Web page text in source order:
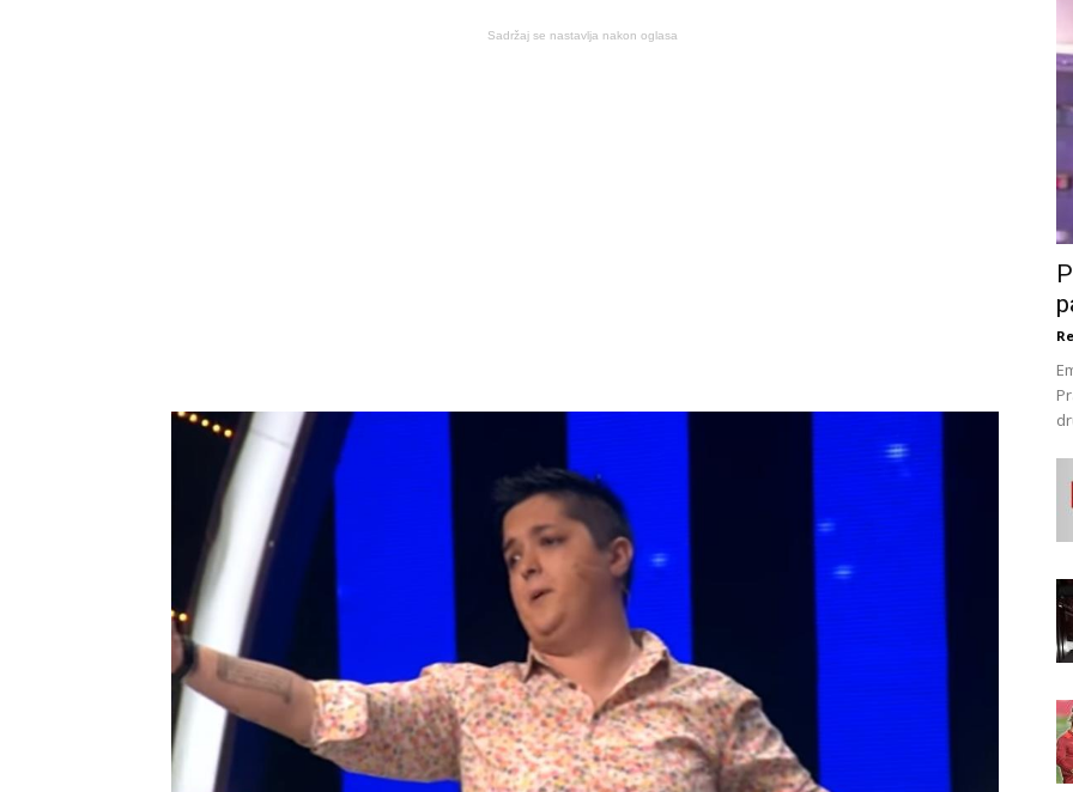
Sadržaj se nastavlja nakon oglasa